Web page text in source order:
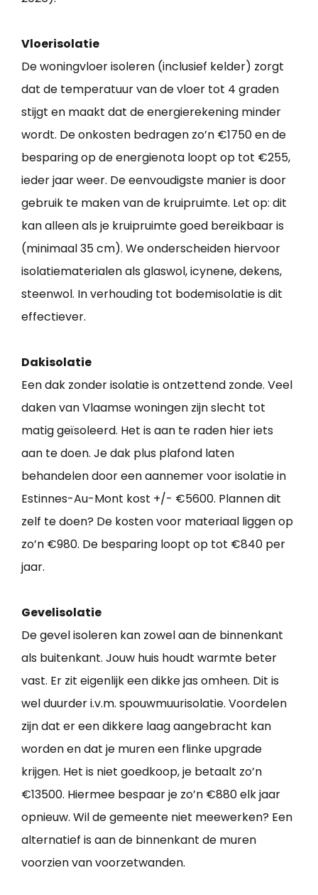
Vloerisolatie
De woningvloer isoleren (inclusief kelder) zorgt
dat de temperatuur van de vloer tot 4 graden
stijgt en maakt dat de energierekening minder
wordt. De onkosten bedragen zo’n €1750 en de
besparing op de energienota loopt op tot €255,
ieder jaar weer. De eenvoudigste manier is door
gebruik te maken van de kruipruimte. Let op: dit
kan alleen als je kruipruimte goed bereikbaar is
(minimaal 35 cm). We onderscheiden hiervoor
isolatiematerialen als glaswol, icynene, dekens,
steenwol. In verhouding tot bodemisolatie is dit
effectiever.
Dakisolatie
Een dak zonder isolatie is ontzettend zonde. Veel
daken van Vlaamse woningen zijn slecht tot
matig geïsoleerd. Het is aan te raden hier iets
aan te doen. Je dak plus plafond laten
behandelen door een aannemer voor isolatie in
Estinnes-Au-Mont kost +/- €5600. Plannen dit
zelf te doen? De kosten voor materiaal liggen op
zo’n €980. De besparing loopt op tot €840 per
jaar.
Gevelisolatie
De gevel isoleren kan zowel aan de binnenkant
als buitenkant. Jouw huis houdt warmte beter
vast. Er zit eigenlijk een dikke jas omheen. Dit is
wel duurder i.v.m. spouwmuurisolatie. Voordelen
zijn dat er een dikkere laag aangebracht kan
worden en dat je muren een flinke upgrade
krijgen. Het is niet goedkoop, je betaalt zo’n
€13500. Hiermee bespaar je zo’n €880 elk jaar
opnieuw. Wil de gemeente niet meewerken? Een
alternatief is aan de binnenkant de muren
voorzien van voorzetwanden.